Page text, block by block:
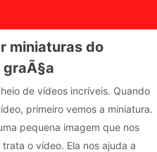
miniaturas do
graÃ§a
de vídeos incríveis. Quando
primeiro vemos a miniatura.
pequena imagem que nos
o vídeo. Ela nos ajuda a